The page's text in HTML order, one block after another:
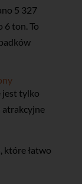
5 327
6 ton. To
jest tylko
atrakcyjne
które łatwo